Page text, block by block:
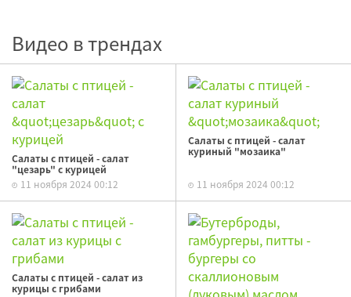
Видео в трендах
Салаты с птицей - салат
"цезарь" с курицей
11 ноября 2024 00:12
Салаты с птицей - салат
куриный "мозаика"
11 ноября 2024 00:12
Салаты с птицей - салат из
курицы с грибами